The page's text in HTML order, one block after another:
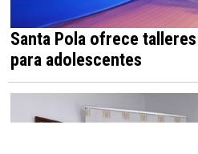
Costa Blanca